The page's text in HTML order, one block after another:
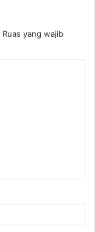
Ruas yang wajib